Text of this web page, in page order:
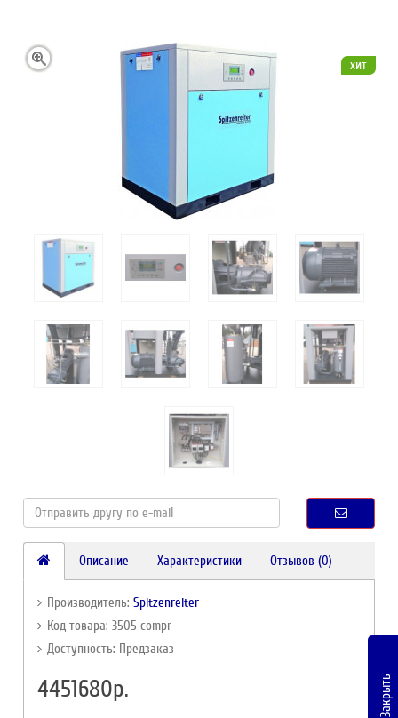
хит
Описание Характеристики Отзывов (0)
Производитель:Spitzenreiter
Код товара: 3505 compr
Доступность: Предзаказ
4451680р. Закрыть